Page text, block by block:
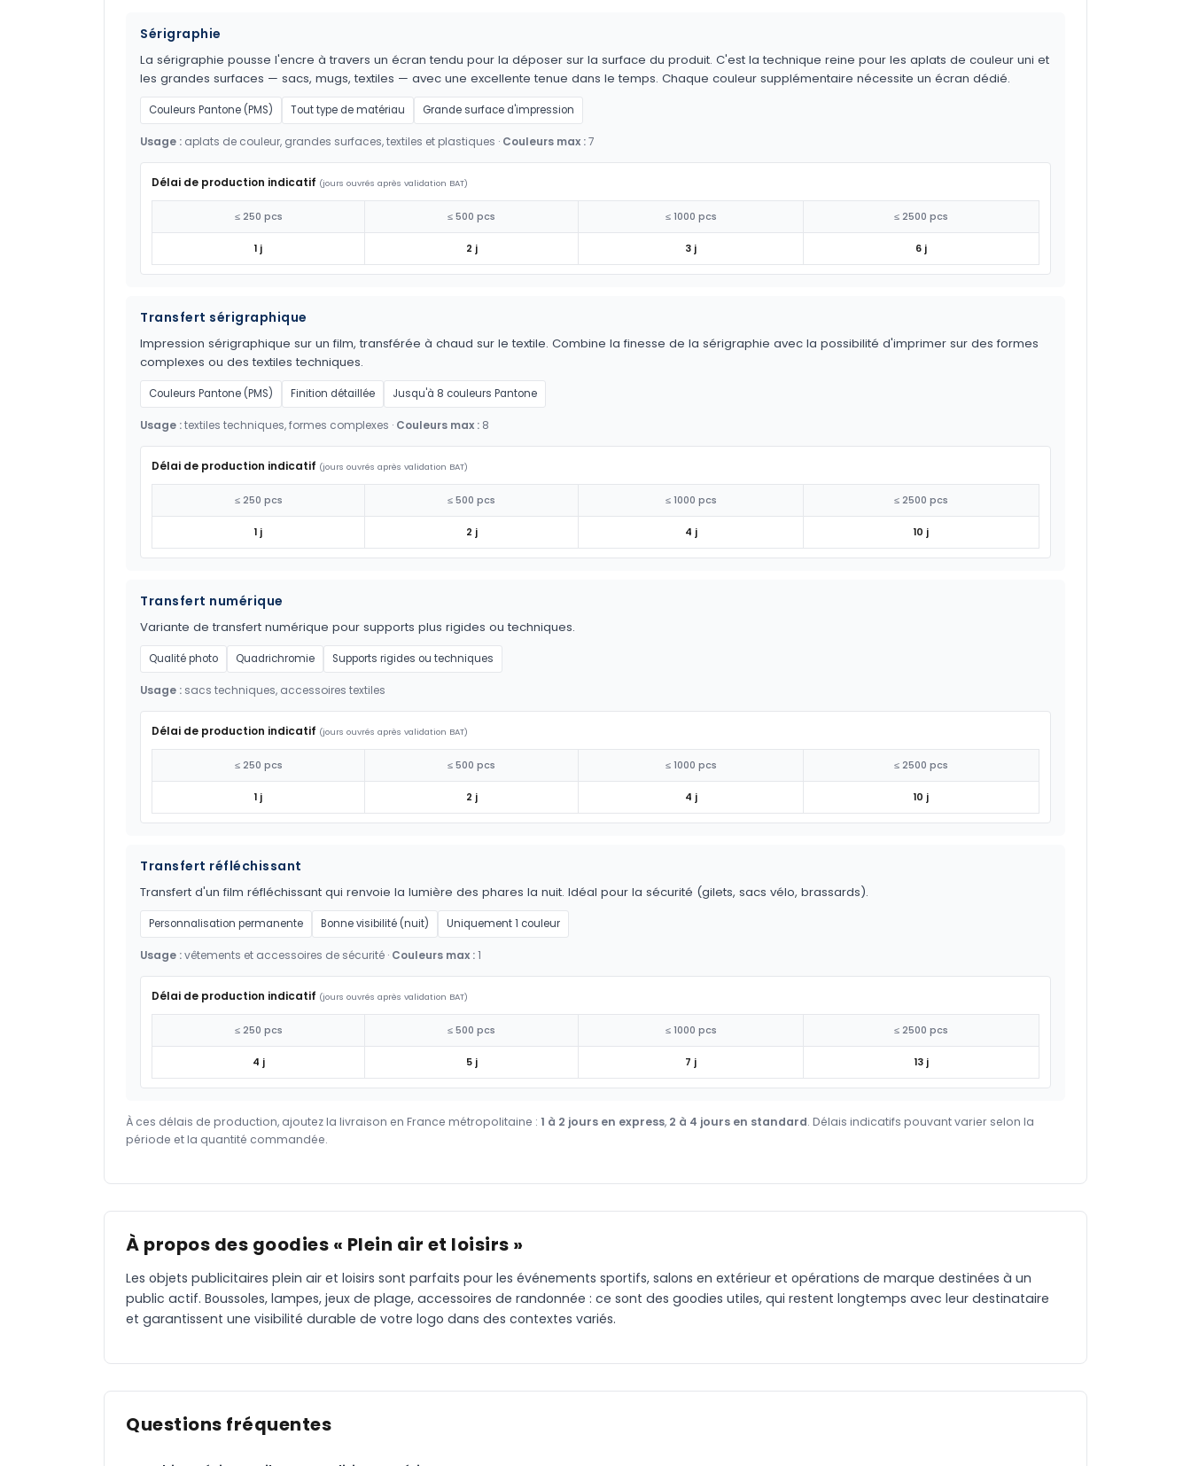
Sérigraphie
La sérigraphie pousse l'encre à travers un écran tendu pour la déposer sur la surface du produit. C'est la technique reine pour les aplats de couleur uni et
les grandes surfaces — sacs, mugs, textiles — avec une excellente tenue dans le temps. Chaque couleur supplémentaire nécessite un écran dédié.
Couleurs Pantone (PMS) Tout type de matériau Grande surface d'impression
Usage : aplats de couleur, grandes surfaces, textiles et plastiques · Couleurs max :7
Délai de production indicatif (jours ouvrés après validation BAT)
≤ 250 pcs ≤ 500 pcs ≤ 1000 pcs ≤ 2500 pcs
1 j 2 j 3 j 6 j
Transfert sérigraphique
Impression sérigraphique sur un film, transférée à chaud sur le textile. Combine la finesse de la sérigraphie avec la possibilité d'imprimer sur des formes
complexes ou des textiles techniques.
Couleurs Pantone (PMS) Finition détaillée Jusqu'à 8 couleurs Pantone
Usage :textiles techniques, formes complexes · Couleurs max : 8
Délai de production indicatif (jours ouvrés après validation BAT)
≤ 250 pcs ≤ 500 pcs ≤ 1000 pcs ≤ 2500 pcs
1 j 2 j 4 j 10 j
Transfert numérique
Variante de transfert numérique pour supports plus rigides ou techniques.
Qualité photo Quadrichromie Supports rigides ou techniques
Usage : sacs techniques, accessoires textiles
Délai de production indicatif (jours ouvrés après validation BAT)
≤ 250 pcs ≤ 500 pcs ≤ 1000 pcs ≤ 2500 pcs
1 j 2 j 4 j 10 j
Transfert réfléchissant
Transfert d'un film réfléchissant qui renvoie la lumière des phares la nuit. Idéal pour la sécurité (gilets, sacs vélo, brassards).
Personnalisation permanente Bonne visibilité (nuit) Uniquement 1 couleur
Usage :vêtements et accessoires de sécurité · Couleurs max :1
Délai de production indicatif (jours ouvrés après validation BAT)
≤ 250 pcs ≤ 500 pcs ≤ 1000 pcs ≤ 2500 pcs
4 j 5 j 7 j 13 j
À ces délais de production, ajoutez la livraison en France métropolitaine : 1 à 2 jours en express, 2 à 4 jours en standard. Délais indicatifs pouvant varier selon la
période et la quantité commandée.
À propos des goodies « Plein air et loisirs »
Les objets publicitaires plein air et loisirs sont parfaits pour les événements sportifs, salons en extérieur et opérations de marque destinées à un
public actif. Boussoles, lampes, jeux de plage, accessoires de randonnée : ce sont des goodies utiles, qui restent longtemps avec leur destinataire
et garantissent une visibilité durable de votre logo dans des contextes variés.
Questions fréquentes